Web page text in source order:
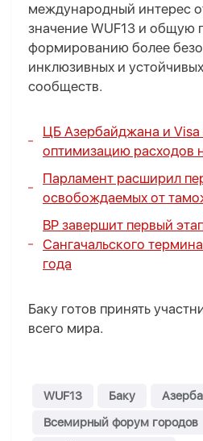
международный интерес
значение WUF13 и общую
формированию более
инклюзивных и
сообществ.
ЦБ Азербайджана и Visa
оптимизацию расходов
Парламент расширил
освобождаемых от
BP завершит первый
Сангачальского
года
Баку готов принять
всего мира.
WUF13 Баку
Всемирный форум городов